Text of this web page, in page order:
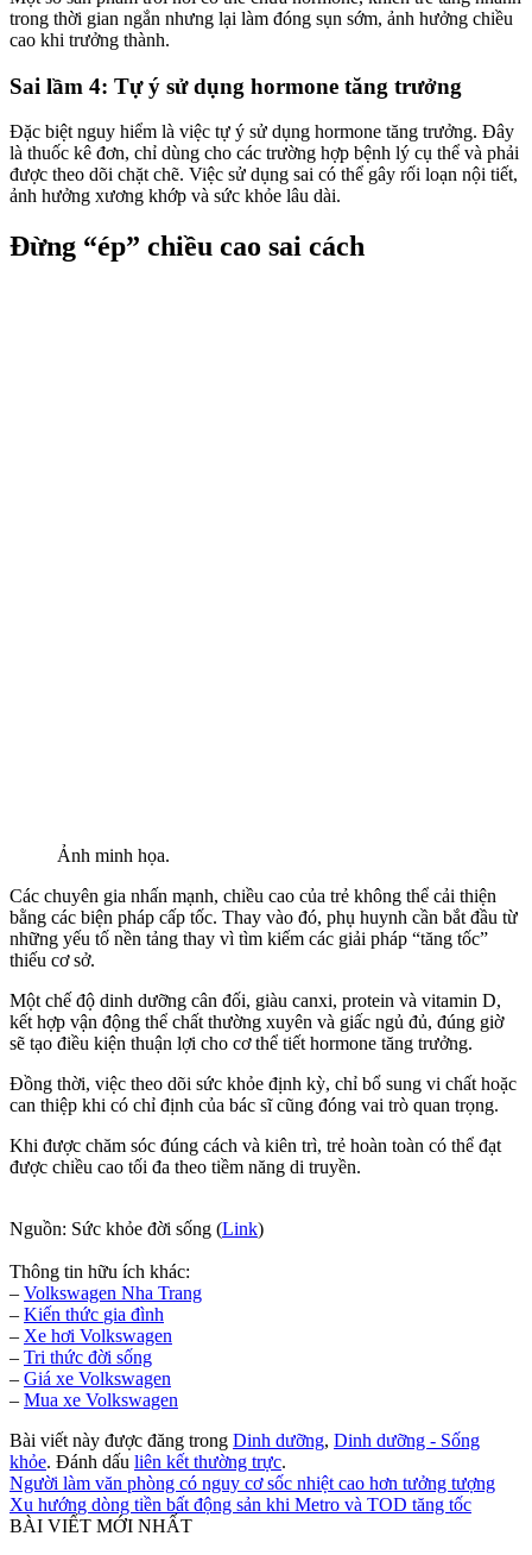
trong thời gian ngắn nhưng lại làm đóng sụn sớm, ảnh hưởng chiều
cao khi trưởng thành.
Sai lầm 4: Tự ý sử dụng hormone tăng trưởng
Đặc biệt nguy hiểm là việc tự ý sử dụng hormone tăng trưởng. Đây
là thuốc kê đơn, chỉ dùng cho các trường hợp bệnh lý cụ thể và phải
được theo dõi chặt chẽ. Việc sử dụng sai có thể gây rối loạn nội tiết,
ảnh hưởng xương khớp và sức khỏe lâu dài.
Đừng “ép” chiều cao sai cách
Ảnh minh họa.
Các chuyên gia nhấn mạnh, chiều cao của trẻ không thể cải thiện
bằng các biện pháp cấp tốc. Thay vào đó, phụ huynh cần bắt đầu từ
những yếu tố nền tảng thay vì tìm kiếm các giải pháp “tăng tốc”
thiếu cơ sở.
Một chế độ dinh dưỡng cân đối, giàu canxi, protein và vitamin D,
kết hợp vận động thể chất thường xuyên và giấc ngủ đủ, đúng giờ
sẽ tạo điều kiện thuận lợi cho cơ thể tiết hormone tăng trưởng.
Đồng thời, việc theo dõi sức khỏe định kỳ, chỉ bổ sung vi chất hoặc
can thiệp khi có chỉ định của bác sĩ cũng đóng vai trò quan trọng.
Khi được chăm sóc đúng cách và kiên trì, trẻ hoàn toàn có thể đạt
được chiều cao tối đa theo tiềm năng di truyền.
Nguồn: Sức khỏe đời sống (Link)
Thông tin hữu ích khác:
– Volkswagen Nha Trang
– Kiến thức gia đình
– Xe hơi Volkswagen
– Tri thức đời sống
– Giá xe Volkswagen
– Mua xe Volkswagen
Bài viết này được đăng trong Dinh dưỡng, Dinh dưỡng - Sống
khỏe. Đánh dấu liên kết thường trực.
Người làm văn phòng có nguy cơ sốc nhiệt cao hơn tưởng tượng
Xu hướng dòng tiền bất động sản khi Metro và TOD tăng tốc
BÀI VIẾT MỚI NHẤT